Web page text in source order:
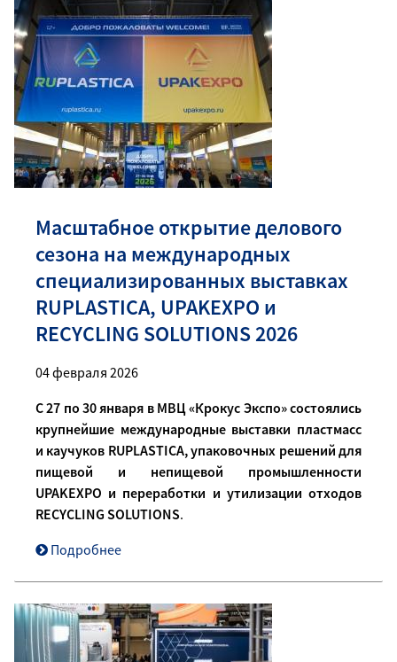
Масштабное открытие делового
сезона на международных
специализированных выставках
RUPLASTICA, UPAKEXPO и
RECYCLING SOLUTIONS 2026
04 февраля 2026
С 27 по 30 января в МВЦ «Крокус Экспо» состоялись
крупнейшие международные выставки пластмасс
и каучуков RUPLASTICA, упаковочных решений для
пищевой и непищевой промышленности
UPAKEXPO и переработки и утилизации отходов
RECYCLING SOLUTIONS.
Подробнее